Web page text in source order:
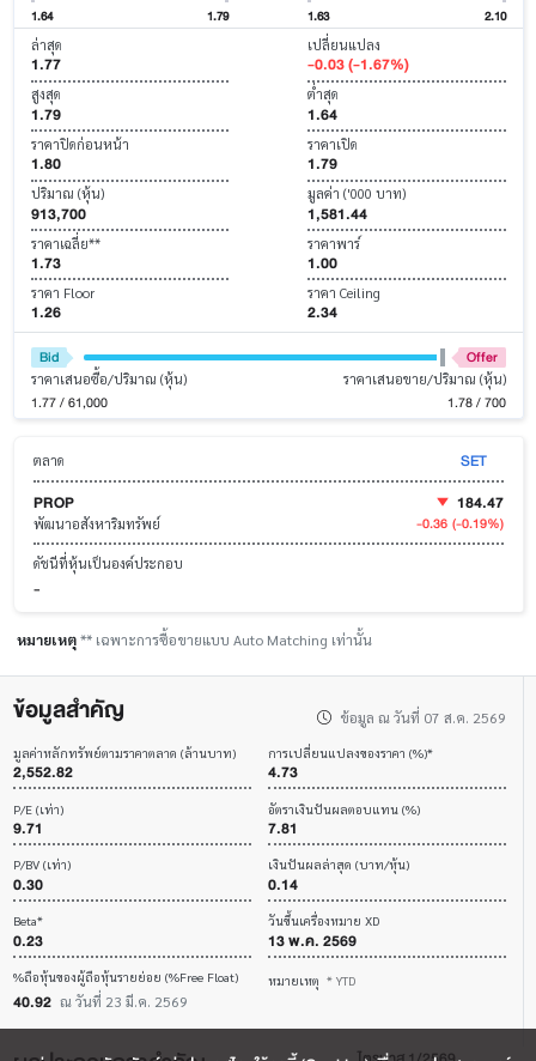
1.64 1.79 1.63 2.10
ล่าสุด
1.77
เปลี่ยนแปลง
-0.03 (-1.67%)
สูงสุด
1.79
ต่ำสุด
1.64
ราคาปิดก่อนหน้า
1.80
ราคาเปิด
1.79
ปริมาณ (หุ้น)
913,700
มูลค่า ('000 บาท)
1,581.44
ราคาเฉลี่ย**
1.73
ราคาพาร์
1.00
ราคา Floor
1.26
ราคา Ceiling
2.34
Bid Offer
ราคาเสนอซื้อ/ปริมาณ (หุ้น)
1.77 / 61,000
ราคาเสนอขาย/ปริมาณ (หุ้น)
1.78 / 700
ตลาด
SET
PROP
พัฒนาอสังหาริมทรัพย์
184.47
-0.36 (-0.19%)
ดัชนีที่หุ้นเป็นองค์ประกอบ
-
หมายเหตุ** เฉพาะการซื้อขายแบบ Auto Matching เท่านั้น
ข้อมูลสำคัญ ข้อมูล ณ วันที่ 07 ส.ค. 2569
มูลค่าหลักทรัพย์ตามราคาตลาด (ล้านบาท)
2,552.82
การเปลี่ยนแปลงของราคา (%)*
4.73
P/E (เท่า)
9.71
อัตราเงินปันผลตอบแทน (%)
7.81
P/BV (เท่า)
0.30
เงินปันผลล่าสุด (บาท/หุ้น)
0.14
Beta*
0.23
วันขึ้นเครื่องหมาย XD
13 พ.ค. 2569
%ถือหุ้นของผู้ถือหุ้นรายย่อย (%Free Float)
40.92 ณ วันที่ 23 มี.ค. 2569
หมายเหตุ * YTD